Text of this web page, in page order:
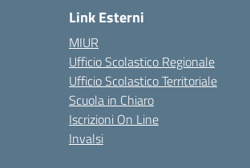
Link Esterni
MIUR
Ufficio Scolastico Regionale
Ufficio Scolastico Territoriale
Scuola in Chiaro
Iscrizioni On Line
Invalsi